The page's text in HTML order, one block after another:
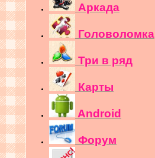
Аркада
Головоломка
Три в ряд
Карты
Android
Форум